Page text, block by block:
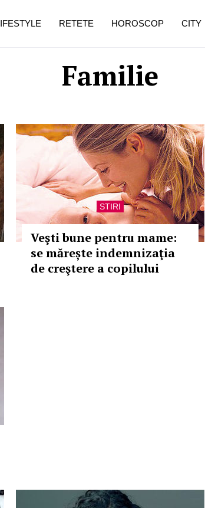
Familie
STIRI
Veşti bune pentru mame:
se mărește indemnizaţia
de creştere a copilului
RETETE HOROSCOP CITY
de dureroasă este investigația